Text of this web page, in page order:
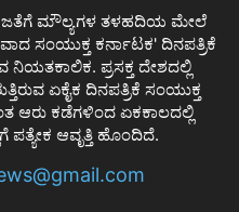
ಜತೆಗೆ ಮೌಲ್ಯಗಳ ತಳಹದಿಯ ಮೇಲೆ
ಸಂಯುಕ್ತ ಕರ್ನಾಟಕ' ದಿನಪತ್ರಿಕೆ
ನಿಯತಕಾಲಿಕ. ಪ್ರಸಕ್ತ ದೇಶದಲ್ಲಿ
ಏಕೈಕ ದಿನಪತ್ರಿಕೆ ಸಂಯುಕ್ತ
ಆರು ಕಡೆಗಳಿಂದ ಏಕಕಾಲದಲ್ಲಿ
ಪತ್ಯೇಕ ಆವೃತ್ತಿ ಹೊಂದಿದೆ.